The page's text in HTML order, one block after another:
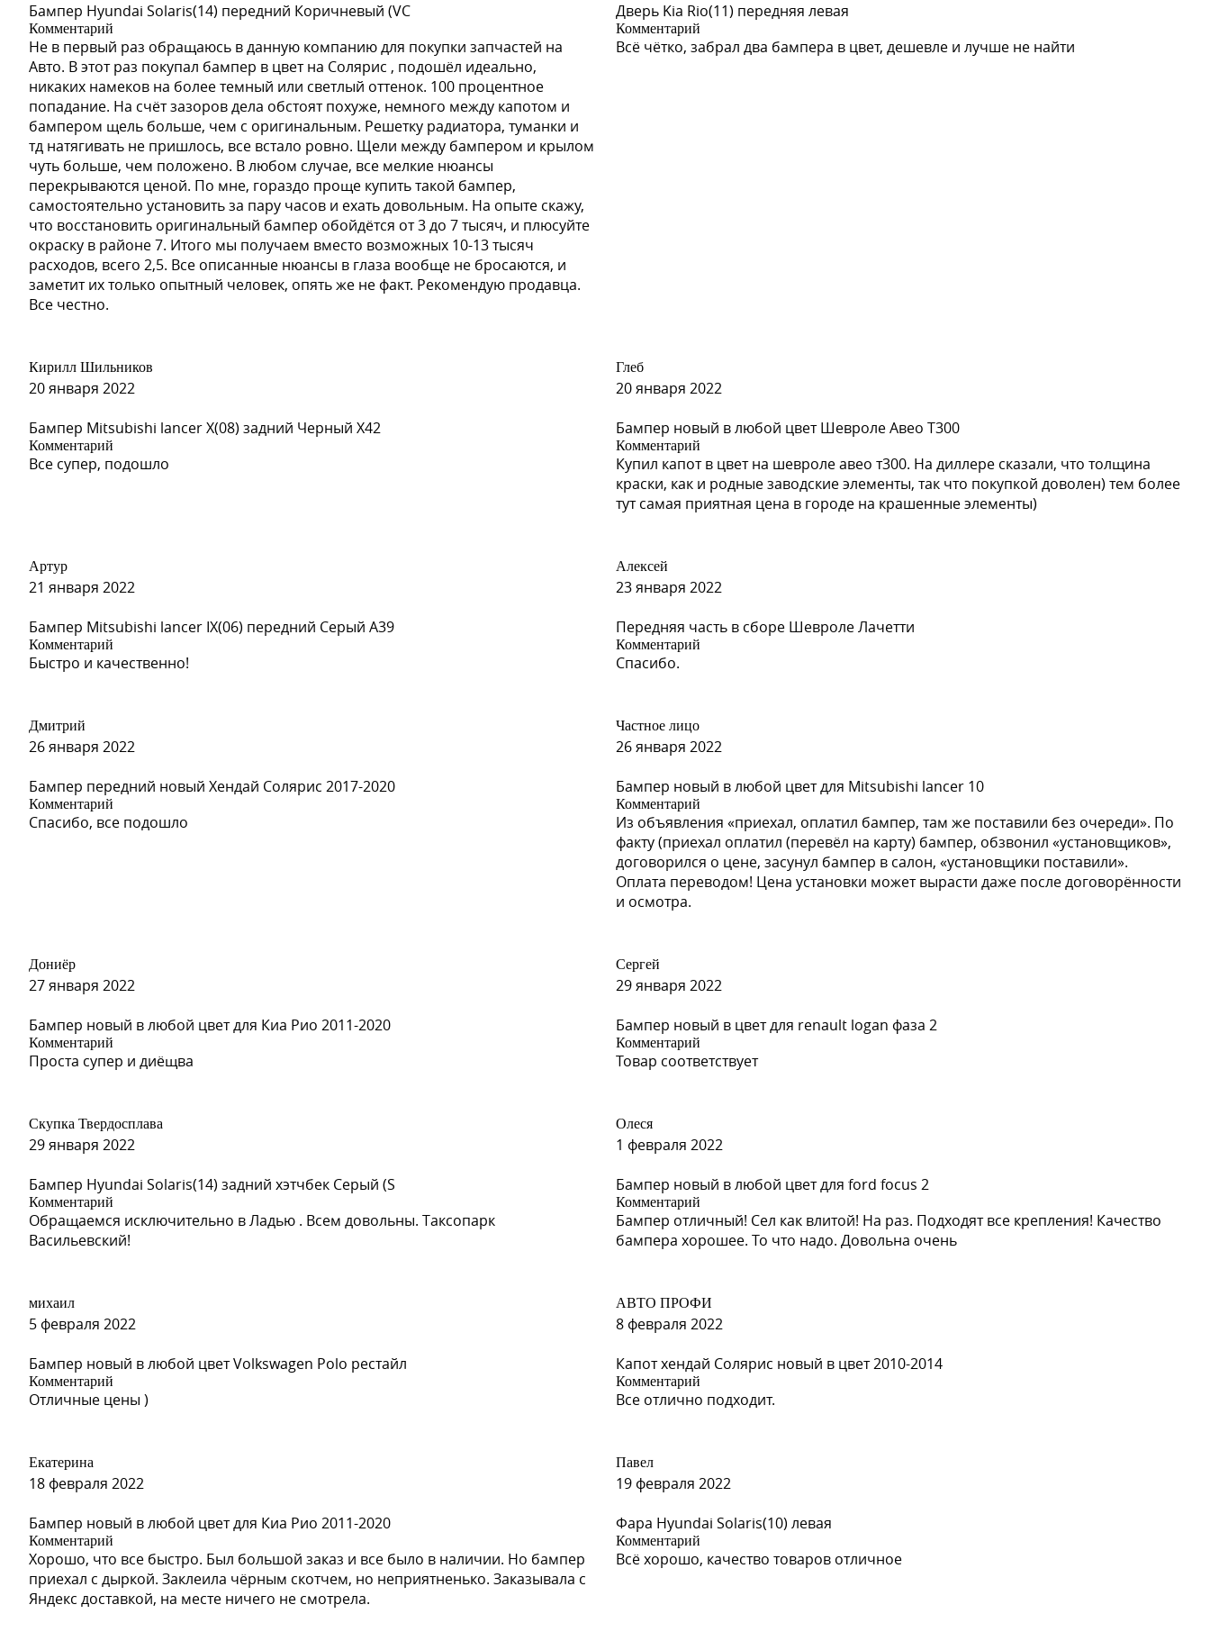
Бампер Hyundai Solaris(14) передний Коричневый (VC
Комментарий
Не в первый раз обращаюсь в данную компанию для покупки запчастей на
Авто. В этот раз покупал бампер в цвет на Солярис , подошёл идеально,
никаких намеков на более темный или светлый оттенок. 100 процентное
попадание. На счёт зазоров дела обстоят похуже, немного между капотом и
бампером щель больше, чем с оригинальным. Решетку радиатора, туманки и
тд натягивать не пришлось, все встало ровно. Щели между бампером и крылом
чуть больше, чем положено. В любом случае, все мелкие нюансы
перекрываются ценой. По мне, гораздо проще купить такой бампер,
самостоятельно установить за пару часов и ехать довольным. На опыте скажу,
что восстановить оригинальный бампер обойдётся от 3 до 7 тысяч, и плюсуйте
окраску в районе 7. Итого мы получаем вместо возможных 10-13 тысяч
расходов, всего 2,5. Все описанные нюансы в глаза вообще не бросаются, и
заметит их только опытный человек, опять же не факт. Рекомендую продавца.
Все честно.
Дверь Kia Rio(11) передняя левая
Комментарий
Всё чётко, забрал два бампера в цвет, дешевле и лучше не найти
Кирилл Шильников
20 января 2022
Бампер Mitsubishi lancer X(08) задний Черный X42
Комментарий
Все супер, подошло
Глеб
20 января 2022
Бампер новый в любой цвет Шевроле Авео Т300
Комментарий
Купил капот в цвет на шевроле авео т300. На диллере сказали, что толщина
краски, как и родные заводские элементы, так что покупкой доволен) тем более
тут самая приятная цена в городе на крашенные элементы)
Артур
21 января 2022
Бампер Mitsubishi lancer IX(06) передний Серый A39
Комментарий
Быстро и качественно!
Алексей
23 января 2022
Передняя часть в сборе Шевроле Лачетти
Комментарий
Спасибо.
Дмитрий
26 января 2022
Бампер передний новый Хендай Солярис 2017-2020
Комментарий
Спасибо, все подошло
Частное лицо
26 января 2022
Бампер новый в любой цвет для Mitsubishi lancer 10
Комментарий
Из объявления «приехал, оплатил бампер, там же поставили без очереди». По
факту (приехал оплатил (перевёл на карту) бампер, обзвонил «установщиков»,
договорился о цене, засунул бампер в салон, «установщики поставили».
Оплата переводом! Цена установки может вырасти даже после договорённости
и осмотра.
Дониёр
27 января 2022
Бампер новый в любой цвет для Киа Рио 2011-2020
Комментарий
Проста супер и диёщва
Сергей
29 января 2022
Бампер новый в цвет для renault logan фаза 2
Комментарий
Товар соответствует
Скупка Твердосплава
29 января 2022
Бампер Hyundai Solaris(14) задний хэтчбек Серый (S
Комментарий
Обращаемся исключительно в Ладью . Всем довольны. Таксопарк
Васильевский!
Олеся
1 февраля 2022
Бампер новый в любой цвет для ford focus 2
Комментарий
Бампер отличный! Сел как влитой! На раз. Подходят все крепления! Качество
бампера хорошее. То что надо. Довольна очень
михаил
5 февраля 2022
Бампер новый в любой цвет Volkswagen Polo рестайл
Комментарий
Отличные цены )
АВТО ПРОФИ
8 февраля 2022
Капот хендай Солярис новый в цвет 2010-2014
Комментарий
Все отлично подходит.
Екатерина
18 февраля 2022
Бампер новый в любой цвет для Киа Рио 2011-2020
Комментарий
Хорошо, что все быстро. Был большой заказ и все было в наличии. Но бампер
приехал с дыркой. Заклеила чёрным скотчем, но неприятненько. Заказывала с
Яндекс доставкой, на месте ничего не смотрела.
Павел
19 февраля 2022
Фара Hyundai Solaris(10) левая
Комментарий
Всё хорошо, качество товаров отличное